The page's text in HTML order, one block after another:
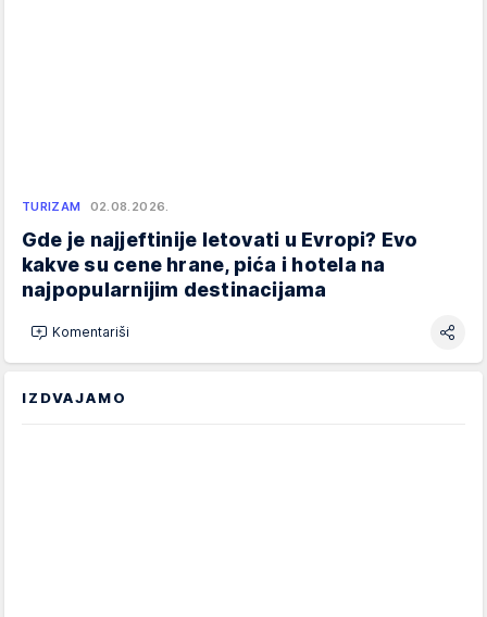
TURIZAM 02.08.2026.
Gde je najjeftinije letovati u Evropi? Evo
kakve su cene hrane, pića i hotela na
najpopularnijim destinacijama
Komentariši
IZDVAJAMO